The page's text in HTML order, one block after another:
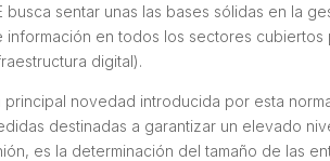
busca sentar unas las bases sólidas en la
información en todos los sectores
digital).
principal novedad introducida por esta
destinadas a garantizar un elevado
es la determinación del tamaño de las